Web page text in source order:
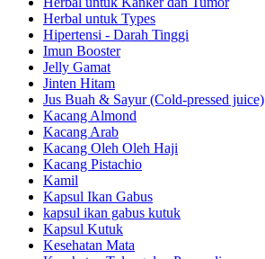
Herbal untuk Types
Hipertensi - Darah Tinggi
Imun Booster
Jelly Gamat
Jinten Hitam
Jus Buah & Sayur (Cold-pressed juice)
Kacang Almond
Kacang Arab
Kacang Oleh Oleh Haji
Kacang Pistachio
Kamil
Kapsul Ikan Gabus
kapsul ikan gabus kutuk
Kapsul Kutuk
Kesehatan Mata